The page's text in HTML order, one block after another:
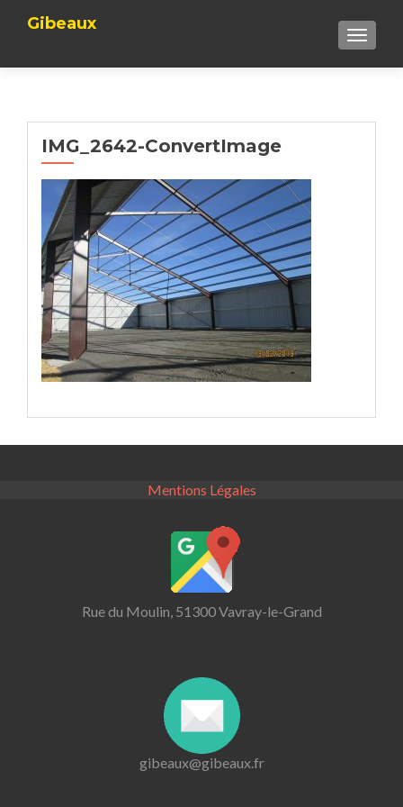
Gibeaux
IMG_2642-ConvertImage
Mentions Légales
Rue du Moulin, 51300 Vavray-le-Grand
gibeaux@gibeaux.fr